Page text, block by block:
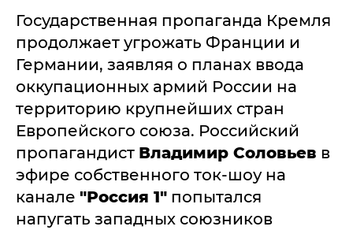
Государственная пропаганда Кремля
продолжает угрожать Франции и
Германии, заявляя о планах ввода
оккупационных армий России на
территорию крупнейших стран
Европейского союза. Российский
пропагандист Владимир Соловьев в
эфире собственного ток-шоу на
канале "Россия 1" попытался
напугать западных союзников